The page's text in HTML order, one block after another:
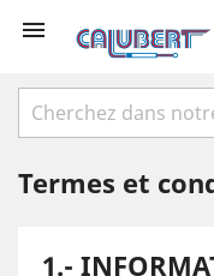

Termes et
1.-